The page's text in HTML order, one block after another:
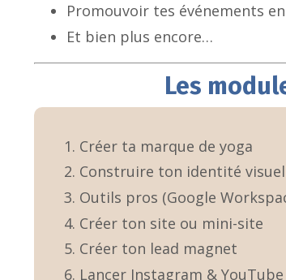
Promouvoir tes événements
Et bien plus encore…
Les
Créer ta marque de yoga
Construire ton identité
Outils pros (Google
Créer ton site ou mini-site
Créer ton lead magnet
Lancer Instagram & YouTube